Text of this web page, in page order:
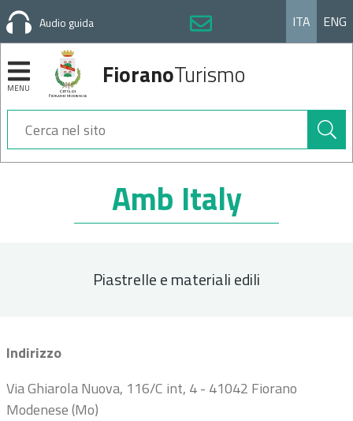
Audio guida ITA ENG
MENU FioranoTurismo
Cerca
nel
sito
Amb Italy
Piastrelle e materiali edili
Indirizzo
Via Ghiarola Nuova, 116/C int, 4 - 41042 Fiorano
Modenese (Mo)